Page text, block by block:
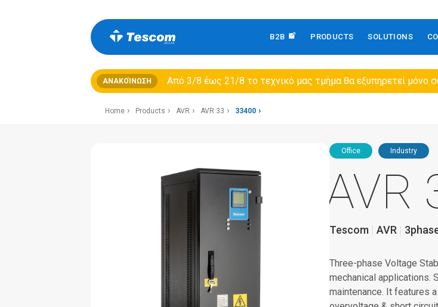
B2B PRODUCTS SOLUTIONS
ΑΝΑΚΟΊΝΩΣΗ Από 3/8 έως 21/8 τo τεχνικό μας τμήμα θα εξυπηρετεί μόνο
Home Products AVR AVR 33 33400
Office Industry
AVR
Tescom AVR
Three-phase Voltage
mechanical applications.
maintenance. It features